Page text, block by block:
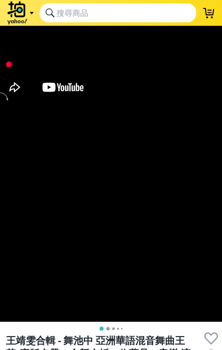
王靖雯合輯 - 舞池中 亞洲華語混音舞曲王